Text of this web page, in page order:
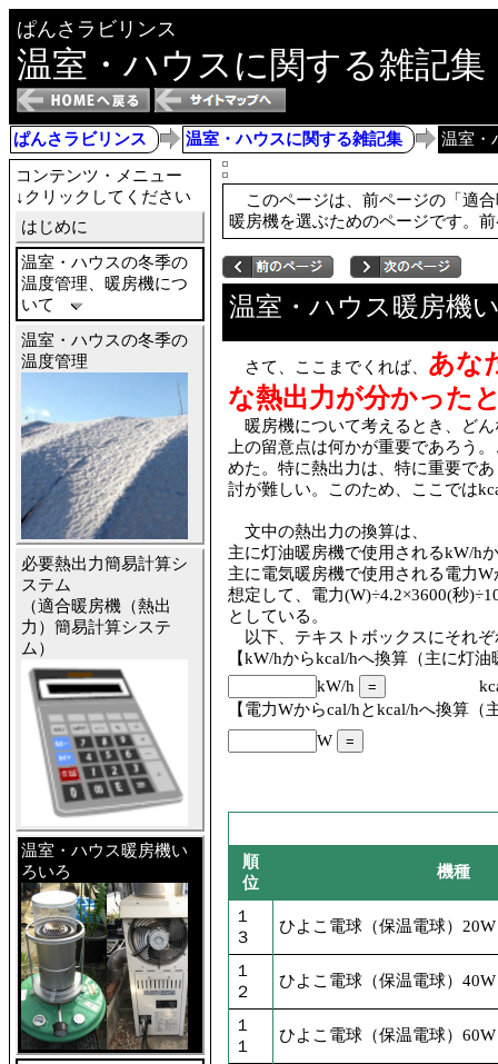
ぱんさラビリンス
温室・ハウスに関する雑記集
ぱんさラビリンス 温室・ハウスに関する雑記集 温室・
コンテンツ・メニュー
↓クリックしてください
はじめに
温室・ハウスの冬季の
温度管理、暖房機につ
いて
温室・ハウスの冬季の
温度管理
必要熱出力簡易計算シ
ステム
（適合暖房機（熱出
力）簡易計算システ
ム）
温室・ハウス暖房機い
ろいろ
このページは、前ページの「適
暖房機を選ぶためのページです。
温室・ハウス暖房機
さて、ここまでくれば、 あな
な熱出力が分かった
暖房機について考えるとき、ど
上の留意点は何かが重要であろう
めた。特に熱出力は、特に重要で
討が難しい。このため、ここでは
文中の熱出力の換算は、
主に灯油暖房機で使用されるkW/h
主に電気暖房機で使用される電力
想定して、電力(W)÷4.2×3600(秒
としている。
以下、テキストボックスにそれ
【kW/hからkcal/hへ換算（主に灯
kW/h
【電力Wからcal/hとkcal/hへ換算
W
順
位
機種
１
３
ひよこ電球（保温電球）20W
１
２
ひよこ電球（保温電球）40W
１
１
ひよこ電球（保温電球）60W